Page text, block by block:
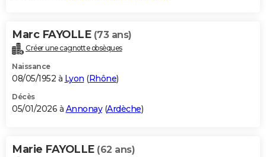
Marc FAYOLLE (73 ans)
Créer une cagnotte obsèques
Naissance
08/05/1952 à Lyon (Rhône)
Décès
05/01/2026 à Annonay(Ardèche)
Marie FAYOLLE (62 ans)